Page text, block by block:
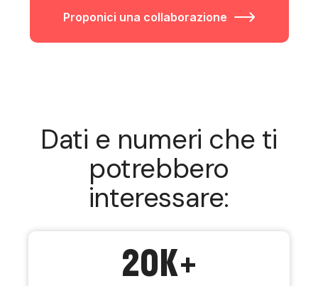
Proponici una collaborazione
Dati e numeri che ti
potrebbero
interessare:
20K+